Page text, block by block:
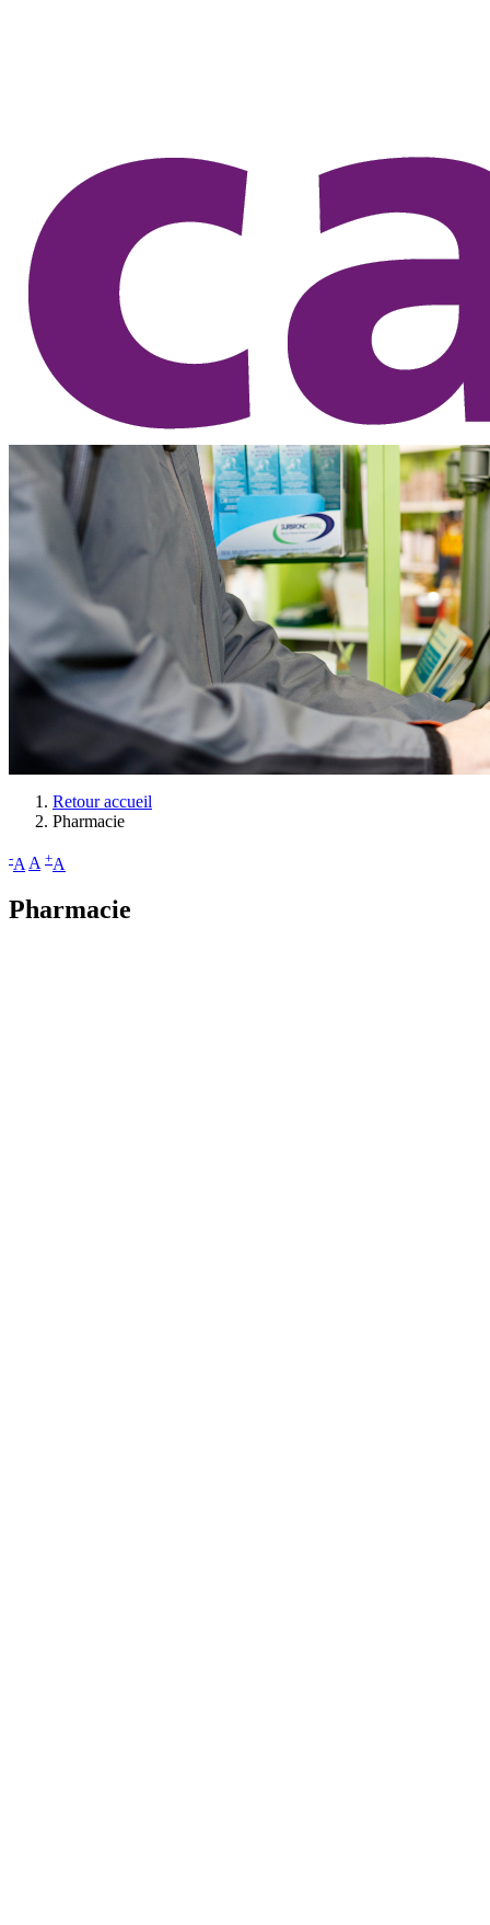
Retour accueil
Pharmacie
-A A +A
Pharmacie